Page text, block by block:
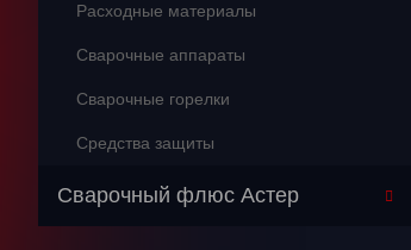
Расходные материалы
Сварочные аппараты
Сварочные горелки
Средства защиты
Сварочный флюс Астер